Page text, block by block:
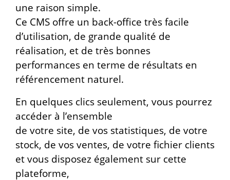
une raison simple.
Ce CMS offre un back-office très facile
d’utilisation, de grande qualité de
réalisation, et de très bonnes
performances en terme de résultats en
référencement naturel.
En quelques clics seulement, vous pourrez
accéder à l’ensemble
de votre site, de vos statistiques, de votre
stock, de vos ventes, de votre fichier clients
et vous disposez également sur cette
plateforme,